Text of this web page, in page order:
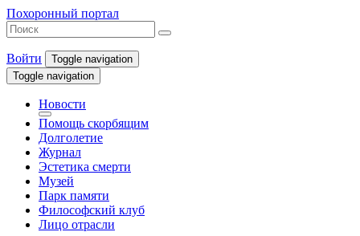
Похоронный портал
Войти
Toggle navigation
Toggle navigation
Новости
Помощь скорбящим
Долголетие
Журнал
Эстетика смерти
Музей
Парк памяти
Философский клуб
Лицо отрасли